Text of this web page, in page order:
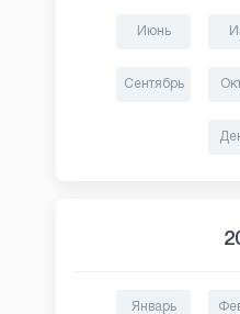
Июнь
Сентябрь
Январь